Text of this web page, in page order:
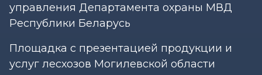
управления Департамента охраны МВД
Республики Беларусь
Площадка с презентацией продукции и
услуг лесхозов Могилевской области